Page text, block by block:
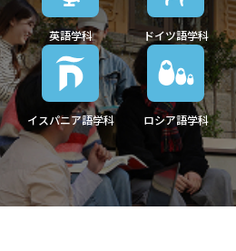
英語学科 ドイツ語学科
イスパニア語学科 ロシア語学科